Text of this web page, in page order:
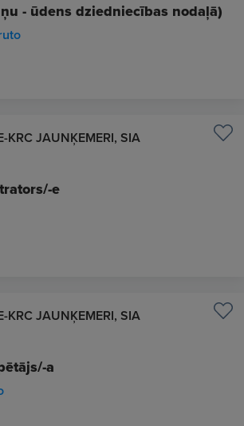
- ūdens dziedniecības nodaļā)
KRC JAUNĶEMERI, SIA
e
KRC JAUNĶEMERI, SIA
a